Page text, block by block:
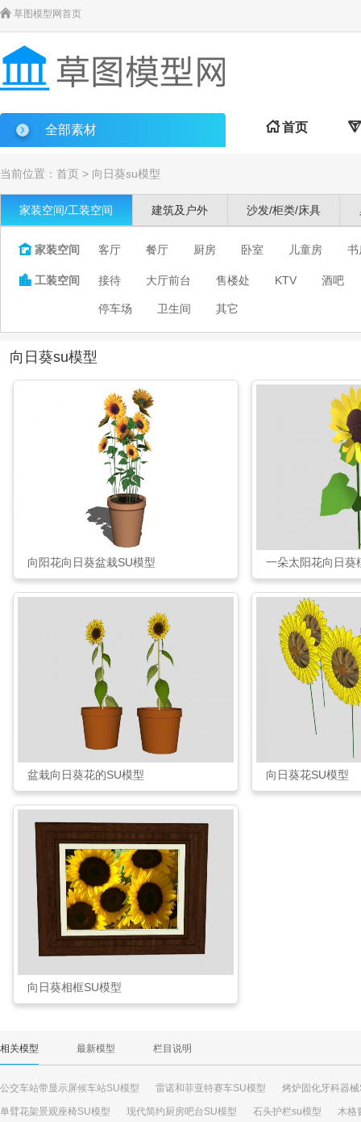
 草图模型网首页
全部素材 首页 
当前位置： 首页 > 向日葵su模型
家装空间/工装空间 建筑及户外 沙发/柜类/床具
家装空间 客厅 餐厅 厨房 卧室 儿童房 书
 工装空间 接待 大厅前台 售楼处 KTV 酒吧
停车场 卫生间 其它
向日葵su模型
向阳花向日葵盆栽SU模型 一朵太阳花向日葵
盆栽向日葵花的SU模型 向日葵花SU模型
向日葵相框SU模型
相关模型 最新模型 栏目说明
公交车站带显示屏候车站SU模型 雷诺和菲亚特赛车SU模型 烤炉固化牙科器
单臂花架景观座椅SU模型 现代简约厨房吧台SU模型 石头护栏su模型 木格